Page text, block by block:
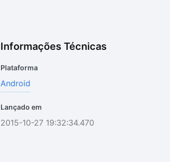
Informações Técnicas
Plataforma
Android
Lançado em
2015-10-27 19:32:34.470